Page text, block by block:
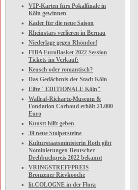
VIP-Karten fürs Pokalfinale in
Köln gewinnen
Kader für die neue Saison
Rheinstars verlieren in Bernau
Niederlage gegen Rhöndorf
FIBA EuroBasket 2022 Session
Tickets im Verkauf:
Keusch oder romantisch?
Das Gedächtnis der Stadt Köln
Elfte "EDITIONALE Köln"
Wallraf-Richartz-Museum &
Fondation Corboud erhält 21.000
Euro
Kunstt hilft geben
39 neue Stolpersteine
Kulturstaatsministerin Roth gibt
Nominierungen Deutscher
Drehbuchpreis 2022 bekannt
VRINGSTREFFPREIS
Bronzener Rievkooche
lit.COLOGNE in der Flora